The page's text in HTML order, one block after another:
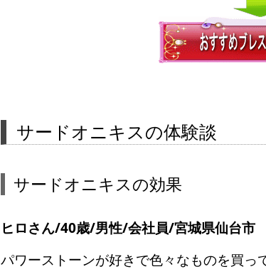
サードオニキスの体験談
サードオニキスの効果
ヒロさん/40歳/男性/会社員/宮城県仙台市
パワーストーンが好きで色々なものを買